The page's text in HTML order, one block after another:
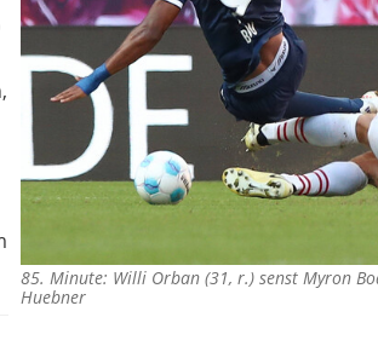
85. Minute: Willi Orban (31, r.) senst Myron
Huebner